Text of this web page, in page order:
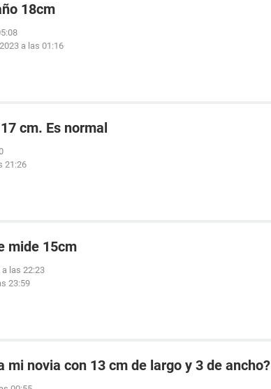
18cm
a las 01:16
cm. Es normal
21:26
mide 15cm
las 22:23
23:59
mi novia con 13 cm de largo y 3 de ancho?